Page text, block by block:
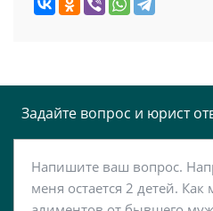
Задайте вопрос и юрист